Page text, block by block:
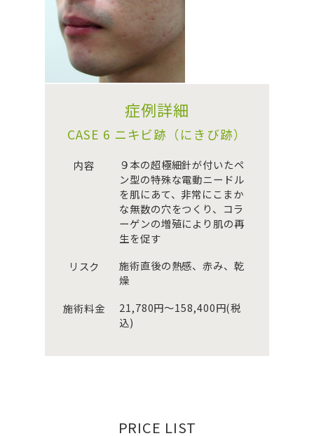
症例詳細
CASE 6 ニキビ跡（にきび跡）
内容
９本の超極細針が付いたペ
ン型の特殊な電動ニードル
を肌にあて、非常にこまか
な無数の穴をつくり、コラ
ーゲンの増殖により肌の再
生を促す
リスク
施術直後の熱感、赤み、乾
燥
施術料金
21,780円～158,400円(税
込)
PRICE LIST